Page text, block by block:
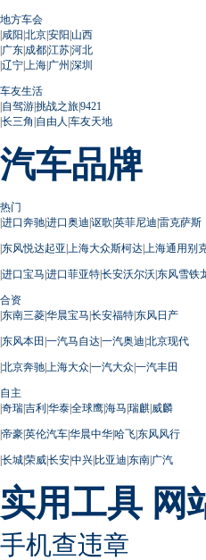
地方车会
|咸阳|北京|安阳|山西
|广东|成都|江苏|河北
|辽宁| 上海|广州 |深圳
车友生活
|自驾游|挑战之旅|9421
|长三角 |自由人 |车友天地
汽车品牌
热门
|进口奔驰|进口奥迪|讴歌|英菲尼迪|雷克萨斯
|东风悦达起亚| 上海大众斯柯达| 上海通用别
|进口宝马|进口菲亚特|长安沃尔沃|东风雪铁
合资
|东南三菱|华晨宝马|长安福特|东风日产
|东风本田 |一汽马自达|一汽奥迪|北京现代
|北京奔驰| 上海大众|一汽大众|一汽丰田
自主
|奇瑞|吉利|华泰|全球鹰|海马|瑞麒|威麟
|帝豪|英伦汽车|华晨中华|哈飞|东风风行
|长城|荣威|长安|中兴|比亚迪|东南|广汽
实用工具 网
手机查违章